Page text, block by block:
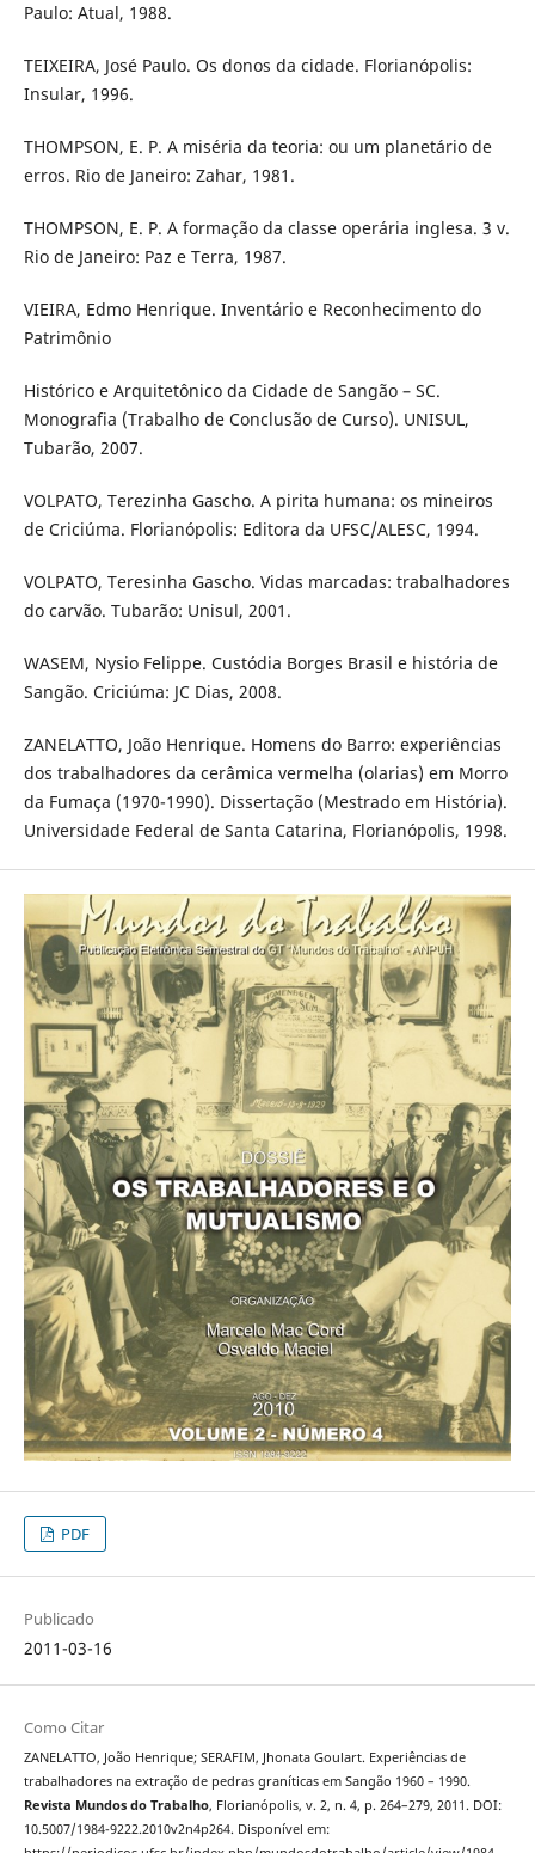
Paulo: Atual, 1988.
TEIXEIRA, José Paulo. Os donos da cidade. Florianópolis:
Insular, 1996.
THOMPSON, E. P. A miséria da teoria: ou um planetário de
erros. Rio de Janeiro: Zahar, 1981.
THOMPSON, E. P. A formação da classe operária inglesa. 3 v.
Rio de Janeiro: Paz e Terra, 1987.
VIEIRA, Edmo Henrique. Inventário e Reconhecimento do
Patrimônio
Histórico e Arquitetônico da Cidade de Sangão – SC.
Monografia (Trabalho de Conclusão de Curso). UNISUL,
Tubarão, 2007.
VOLPATO, Terezinha Gascho. A pirita humana: os mineiros
de Criciúma. Florianópolis: Editora da UFSC/ALESC, 1994.
VOLPATO, Teresinha Gascho. Vidas marcadas: trabalhadores
do carvão. Tubarão: Unisul, 2001.
WASEM, Nysio Felippe. Custódia Borges Brasil e história de
Sangão. Criciúma: JC Dias, 2008.
ZANELATTO, João Henrique. Homens do Barro: experiências
dos trabalhadores da cerâmica vermelha (olarias) em Morro
da Fumaça (1970-1990). Dissertação (Mestrado em História).
Universidade Federal de Santa Catarina, Florianópolis, 1998.
PDF
Publicado
2011-03-16
Como Citar
ZANELATTO, João Henrique; SERAFIM, Jhonata Goulart. Experiências de
trabalhadores na extração de pedras graníticas em Sangão 1960 – 1990.
Revista Mundos do Trabalho, Florianópolis, v. 2, n. 4, p. 264–279, 2011. DOI:
10.5007/1984-9222.2010v2n4p264. Disponível em: